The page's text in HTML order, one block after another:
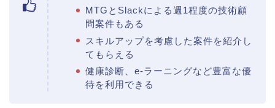
MTGとSlackによる週1程度の技術顧
問案件もある
スキルアップを考慮した案件を紹介し
てもらえる
健康診断、e-ラーニングなど豊富な優
待を利用できる